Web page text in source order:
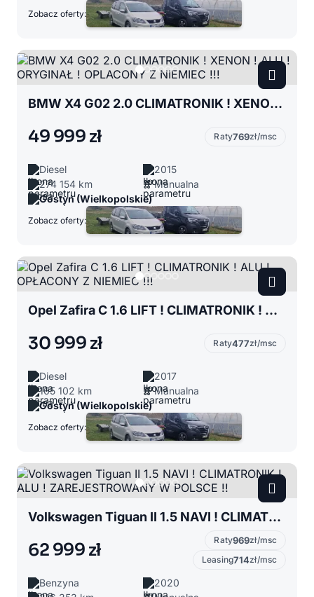
Zobacz oferty:
BMW X4 G02 2.0 CLIMATRONIK ! XENON ! ALU ! ORYGINAŁ ! OPLACONY Z NIEMIEC !!!
49 999 zł Raty769zł/msc
Diesel
2015
274 154 km
Manualna
Gostyń (Wielkopolskie)
Zobacz oferty:
Opel Zafira C 1.6 LIFT ! CLIMATRONIK ! ALU ! OPŁACONY Z NIEMIEC !!!
30 999 zł Raty477zł/msc
Diesel
2017
165 102 km
Manualna
Gostyń (Wielkopolskie)
Zobacz oferty:
Volkswagen Tiguan II 1.5 NAVI ! CLIMATRONIK ! ALU ! ZAREJESTROWANY W POLSCE !!
62 999 zł Raty969zł/msc
Leasing714zł/msc
Benzyna
2020